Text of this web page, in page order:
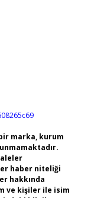
marka, kurum
haber niteliği
hakkında
ve kişiler ile isim